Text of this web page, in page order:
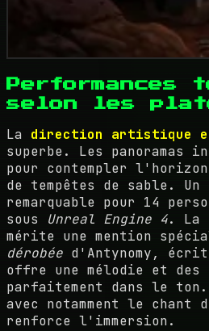
Performances
selon les
La direction artistique
superbe. Les
pour contempler
de tempêtes de sable.
remarquable pour 14
sous Unreal Engine 4. La
mérite une mention
dérobée d'Antynomy,
offre une mélodie et des
parfaitement dans le ton.
avec notamment le chant
renforce l'immersion.